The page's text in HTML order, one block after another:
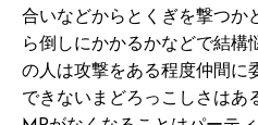
合いなどからとくぎを撃つか
ら倒しにかかるかなどで結構
の人は攻撃をある程度仲間に
できないまどろっこしさはあ